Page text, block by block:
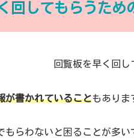
回してもらうため
が書かれていることもありま
もらわないと困ることが多い